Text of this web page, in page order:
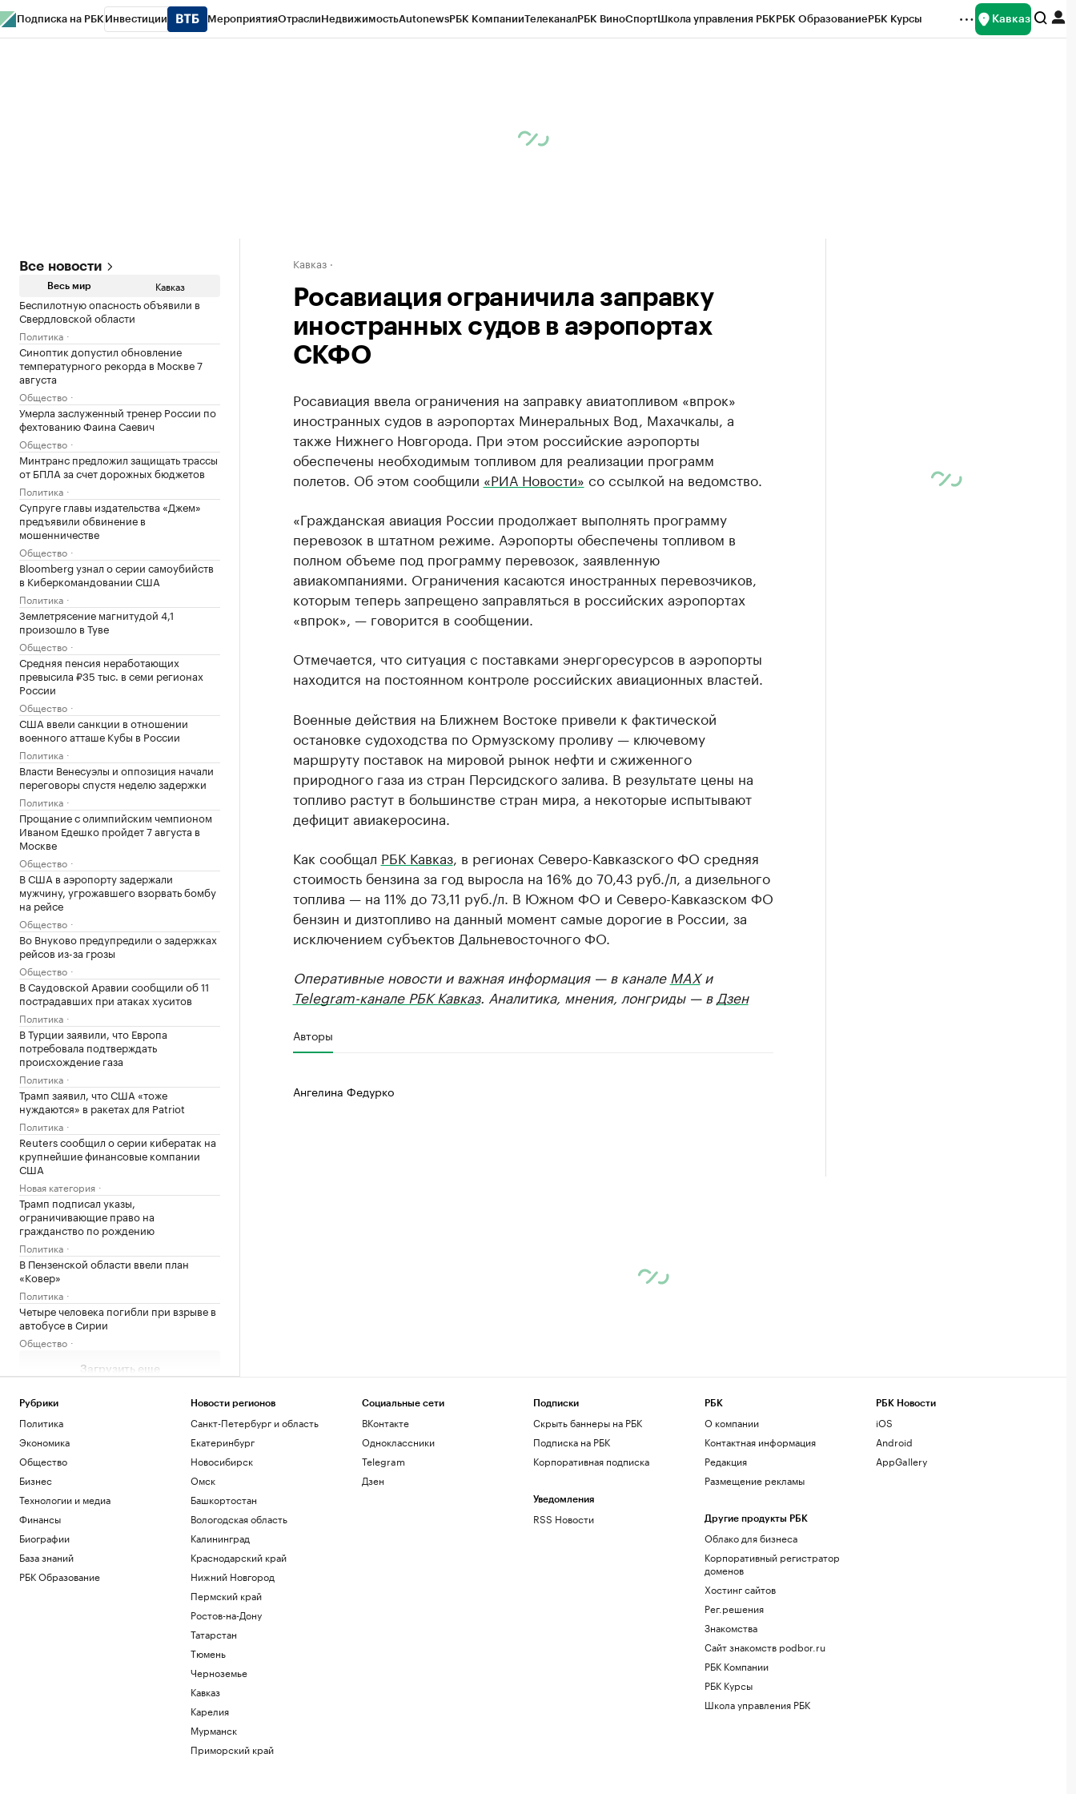
Подписка на РБК Инвестиции МероприятияОтраслиНедвижимостьAutonewsРБК КомпанииТелеканалРБК ВиноСпортШкола управления РБКРБК ОбразованиеРБК Курсы Кавказ
Все новости
Весь мир Кавказ
Беспилотную опасность объявили в
Свердловской области
Политика
Синоптик допустил обновление
температурного рекорда в Москве 7
августа
Общество
Умерла заслуженный тренер России по
фехтованию Фаина Саевич
Общество
Минтранс предложил защищать трассы
от БПЛА за счет дорожных бюджетов
Политика
Супруге главы издательства «Джем»
предъявили обвинение в
мошенничестве
Общество
Bloomberg узнал о серии самоубийств
в Киберкомандовании США
Политика
Землетрясение магнитудой 4,1
произошло в Туве
Общество
Средняя пенсия неработающих
превысила ₽35 тыс. в семи регионах
России
Общество
США ввели санкции в отношении
военного атташе Кубы в России
Политика
Власти Венесуэлы и оппозиция начали
переговоры спустя неделю задержки
Политика
Прощание с олимпийским чемпионом
Иваном Едешко пройдет 7 августа в
Москве
Общество
В США в аэропорту задержали
мужчину, угрожавшего взорвать бомбу
на рейсе
Общество
Во Внуково предупредили о задержках
рейсов из-за грозы
Общество
В Саудовской Аравии сообщили об 11
пострадавших при атаках хуситов
Политика
В Турции заявили, что Европа
потребовала подтверждать
происхождение газа
Политика
Трамп заявил, что США «тоже
нуждаются» в ракетах для Patriot
Политика
Reuters сообщил о серии кибератак на
крупнейшие финансовые компании
США
Новая категория
Трамп подписал указы,
ограничивающие право на
гражданство по рождению
Политика
В Пензенской области ввели план
«Ковер»
Политика
Четыре человека погибли при взрыве в
автобусе в Сирии
Общество
Загрузить еще
Кавказ
Росавиация ограничила заправку
иностранных судов в аэропортах
СКФО
Росавиация ввела ограничения на заправку авиатопливом «впрок»
иностранных судов в аэропортах Минеральных Вод, Махачкалы, а
также Нижнего Новгорода. При этом российские аэропорты
обеспечены необходимым топливом для реализации программ
полетов. Об этом сообщили «РИА Новости» со ссылкой на ведомство.
«Гражданская авиация России продолжает выполнять программу
перевозок в штатном режиме. Аэропорты обеспечены топливом в
полном объеме под программу перевозок, заявленную
авиакомпаниями. Ограничения касаются иностранных перевозчиков,
которым теперь запрещено заправляться в российских аэропортах
«впрок», — говорится в сообщении.
Отмечается, что ситуация с поставками энергоресурсов в аэропорты
находится на постоянном контроле российских авиационных властей.
Военные действия на Ближнем Востоке привели к фактической
остановке судоходства по Ормузскому проливу — ключевому
маршруту поставок на мировой рынок нефти и сжиженного
природного газа из стран Персидского залива. В результате цены на
топливо растут в большинстве стран мира, а некоторые испытывают
дефицит авиакеросина.
Как сообщал РБК Кавказ, в регионах Северо-Кавказского ФО средняя
стоимость бензина за год выросла на 16% до 70,43 руб./л, а дизельного
топлива — на 11% до 73,11 руб./л. В Южном ФО и Северо-Кавказском ФО
бензин и дизтопливо на данный момент самые дорогие в России, за
исключением субъектов Дальневосточного ФО.
Оперативные новости и важная информация — в канале MAXи
Telegram-канале РБК Кавказ. Аналитика, мнения, лонгриды — в Дзен
Авторы
Ангелина Федурко
Рубрики
Политика
Экономика
Общество
Бизнес
Технологии и медиа
Финансы
Биографии
База знаний
РБК Образование
Новости регионов
Санкт-Петербург и область
Екатеринбург
Новосибирск
Омск
Башкортостан
Вологодская область
Калининград
Краснодарский край
Нижний Новгород
Пермский край
Ростов-на-Дону
Татарстан
Тюмень
Черноземье
Кавказ
Карелия
Мурманск
Приморский край
Социальные сети
ВКонтакте
Одноклассники
Telegram
Дзен
Подписки
Скрыть баннеры на РБК
Подписка на РБК
Корпоративная подписка
Уведомления
RSS Новости
РБК
О компании
Контактная информация
Редакция
Размещение рекламы
Другие продукты РБК
Облако для бизнеса
Корпоративный регистратор
доменов
Хостинг сайтов
Рег.решения
Знакомства
Сайт знакомств podbor.ru
РБК Компании
РБК Курсы
Школа управления РБК
РБК Новости
iOS
Android
AppGallery